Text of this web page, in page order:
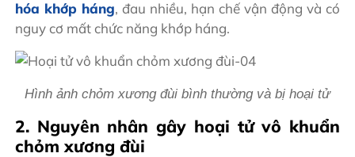
hóa khớp háng, đau nhiều, hạn chế vận động và có
nguy cơ mất chức năng khớp háng.
Hình ảnh chỏm xương đùi bình thường và bị hoại tử
2. Nguyên nhân gây hoại tử vô khuẩn
chỏm xương đùi